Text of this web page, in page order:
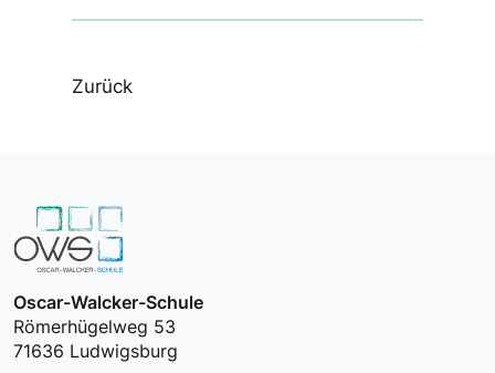
Zurück
Oscar-Walcker-Schule
Römerhügelweg 53
71636 Ludwigsburg